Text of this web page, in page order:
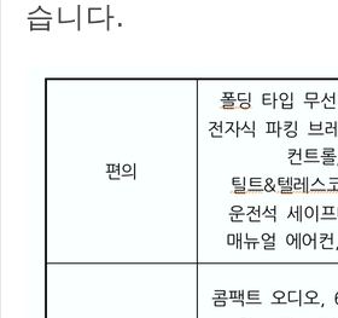
습니다.